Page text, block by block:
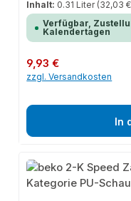
Inhalt: 0.31 Liter (32,03
Verfügbar,
Kalendertagen
Regulärer Preis:
9,93 €
zzgl. Versandkosten
In